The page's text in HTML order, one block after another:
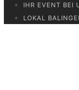
IHR EVENT BEI
LOKAL